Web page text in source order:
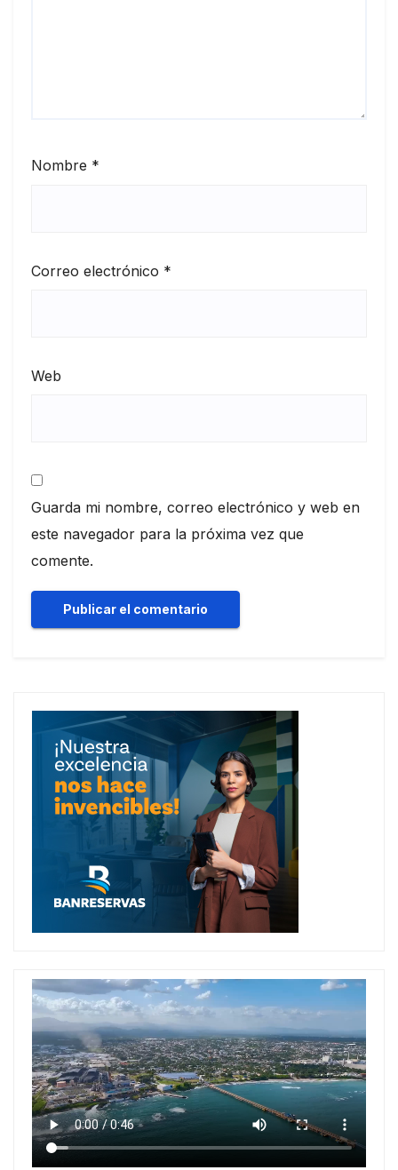
Nombre *
Correo electrónico *
Web
Guarda mi nombre, correo electrónico y web en
este navegador para la próxima vez que
comente.